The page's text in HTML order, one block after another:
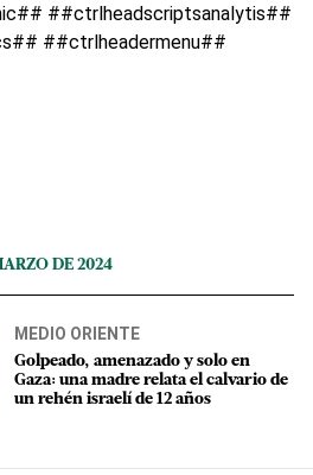
##ctrlheadscriptsanalytis##
##ctrlheadermenu##
DE 2024
MEDIO ORIENTE
Golpeado, amenazado y solo en
Gaza: una madre relata el calvario de
un rehén israelí de 12 años